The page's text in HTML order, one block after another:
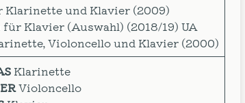
Klarinette und Klavier (2009)
Klavier (Auswahl) (2018/19) UA
Violoncello und Klavier (2000)
Klarinette
Violoncello